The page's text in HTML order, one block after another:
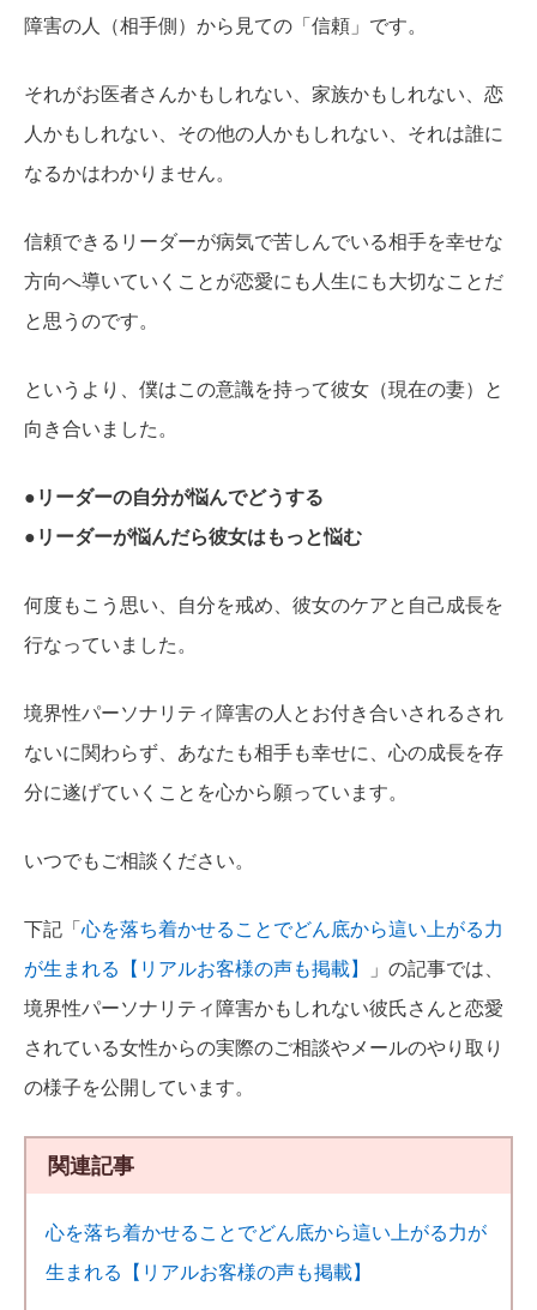
障害の人（相手側）から見ての「信頼」です。
それがお医者さんかもしれない、家族かもしれない、恋
人かもしれない、その他の人かもしれない、それは誰に
なるかはわかりません。
信頼できるリーダーが病気で苦しんでいる相手を幸せな
方向へ導いていくことが恋愛にも人生にも大切なことだ
と思うのです。
というより、僕はこの意識を持って彼女（現在の妻）と
向き合いました。
●リーダーの自分が悩んでどうする
●リーダーが悩んだら彼女はもっと悩む
何度もこう思い、自分を戒め、彼女のケアと自己成長を
行なっていました。
境界性パーソナリティ障害の人とお付き合いされるされ
ないに関わらず、あなたも相手も幸せに、心の成長を存
分に遂げていくことを心から願っています。
いつでもご相談ください。
下記「 心を落ち着かせることでどん底から這い上がる力
が生まれる【リアルお客様の声も掲載】
」の記事では、
境界性パーソナリティ障害かもしれない彼氏さんと恋愛
されている女性からの実際のご相談やメールのやり取り
の様子を公開しています。
関連記事
心を落ち着かせることでどん底から這い上がる力が
生まれる【リアルお客様の声も掲載】